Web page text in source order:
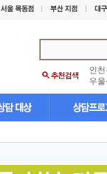
인
우